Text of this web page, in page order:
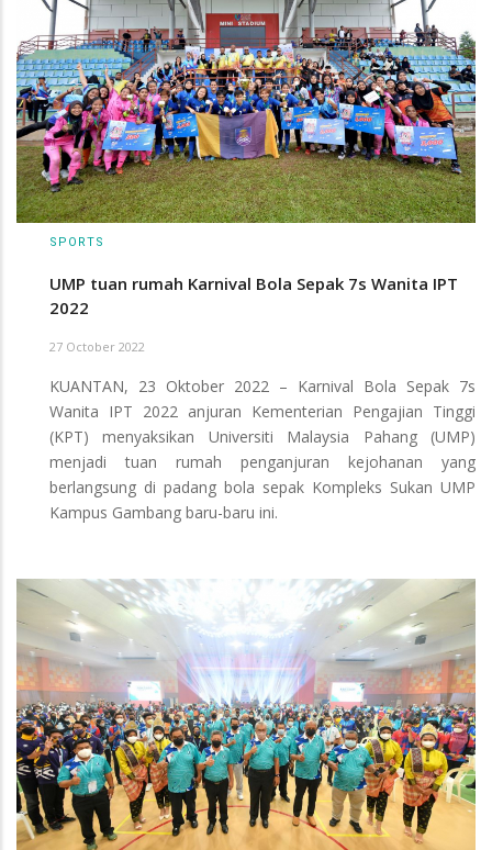
SPORTS
UMP tuan rumah Karnival Bola Sepak 7s Wanita IPT
2022
27 October 2022
KUANTAN, 23 Oktober 2022 – Karnival Bola Sepak 7s
Wanita IPT 2022 anjuran Kementerian Pengajian Tinggi
(KPT) menyaksikan Universiti Malaysia Pahang (UMP)
menjadi tuan rumah penganjuran kejohanan yang
berlangsung di padang bola sepak Kompleks Sukan UMP
Kampus Gambang baru-baru ini.